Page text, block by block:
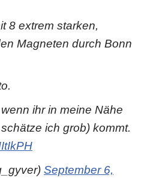
8 extrem starken,
Magneten durch Bonn
ihr in meine Nähe
ich grob) kommt.
September 6,